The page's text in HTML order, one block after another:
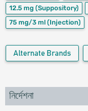
12.5 mg (Suppository)
75 mg/3 ml (Injection)
Alternate Brands
নির্দেশনা